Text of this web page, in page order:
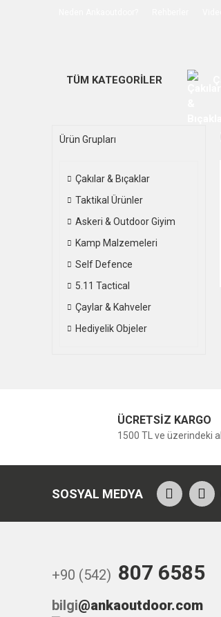
TÜM KATEGORİLER
Ürün Grupları
Çakılar & Bıçaklar
Taktikal Ürünler
Askeri & Outdoor Giyim
Kamp Malzemeleri
Self Defence
5.11 Tactical
Çaylar & Kahveler
Hediyelik Objeler
ÜCRETSİZ KARGO
1500 TL ve üzerindeki
SOSYAL MEDYA
+90 (542) 807 6585
bilgi@ankaoutdoor.com